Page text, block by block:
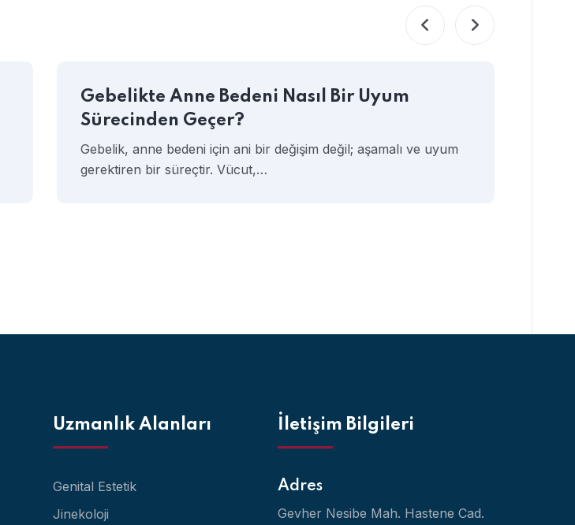
Gebelikte Anne Bedeni Nasıl Bir Uyum
Sürecinden Geçer?
Gebelik, anne bedeni için ani bir değişim değil; aşamalı ve uyum
gerektiren bir süreçtir. Vücut,…
Uzmanlık Alanları
Genital Estetik
Jinekoloji
İletişim Bilgileri
Adres
Gevher Nesibe Mah. Hastene Cad.